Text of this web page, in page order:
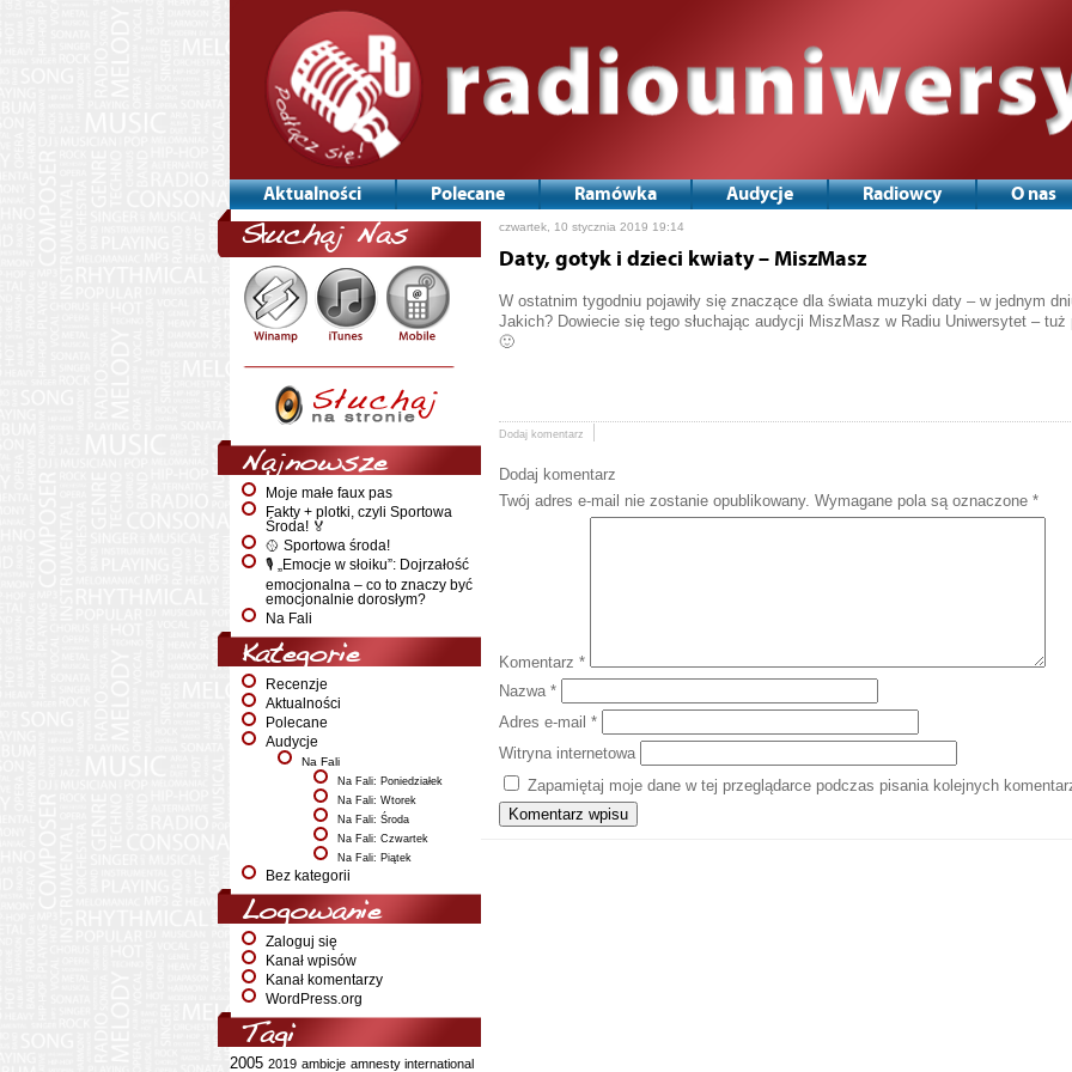
Aktualności Polecane Ramówka Audycje Radiowcy O nas
Słuchaj Nas
Najnowsze
Moje małe faux pas
Fakty + plotki, czyli Sportowa
Środa! 🏅
🥎 Sportowa środa!
🎙️ „Emocje w słoiku”: Dojrzałość
emocjonalna – co to znaczy być
emocjonalnie dorosłym?
Na Fali
Kategorie
Recenzje
Aktualności
Polecane
Audycje
Na Fali
Na Fali: Poniedziałek
Na Fali: Wtorek
Na Fali: Środa
Na Fali: Czwartek
Na Fali: Piątek
Bez kategorii
Logowanie
Zaloguj się
Kanał wpisów
Kanał komentarzy
WordPress.org
Tagi
2005 2019 ambicje amnesty international
czwartek, 10 stycznia 2019 19:14
Daty, gotyk i dzieci kwiaty – MiszMasz
W ostatnim tygodniu pojawiły się znaczące dla świata muzyki daty – w jednym
Jakich? Dowiecie się tego słuchając audycji MiszMasz w Radiu Uniwersytet –
🙂
Dodaj komentarz
Dodaj komentarz
Twój adres e-mail nie zostanie opublikowany. Wymagane pola są oznaczone *
Komentarz *
Nazwa *
Adres e-mail *
Witryna internetowa
Zapamiętaj moje dane w tej przeglądarce podczas pisania kolejnych